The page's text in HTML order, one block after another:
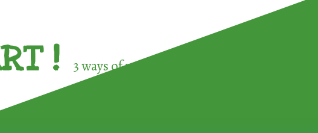
! 3 ways of participating in the